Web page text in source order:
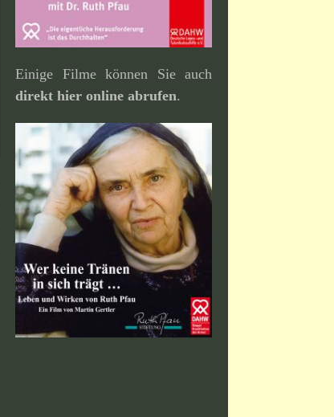
Einige Filme können Sie auch
direkt hier online abrufen.